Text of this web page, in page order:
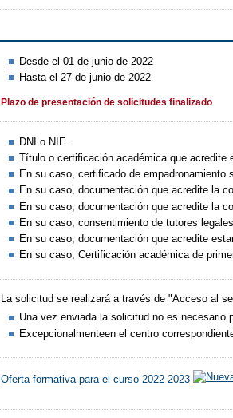
Desde el 01 de junio de 2022
Hasta el 27 de junio de 2022
Plazo de presentación de solicitudes finalizado
DNI o NIE.
Título o certificación académica que acredite
En su caso, certificado de
En su caso, documentación que acredite la
En su caso, documentación que acredite la
En su caso, consentimiento de tutores legales.
En su caso, documentación que acredite
En su caso, Certificación académica de
La solicitud se realizará a través de "Acceso al
Una vez enviada la solicitud no es necesario
Excepcionalmenteen el centro
Oferta formativa para el curso 2022-2023